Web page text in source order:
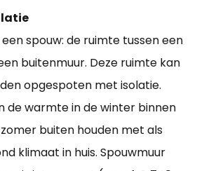
spouw: de ruimte tussen een
buitenmuur. Deze ruimte kan
opgespoten met isolatie.
de warmte in de winter binnen
buiten houden met als
klimaat in huis. Spouwmuur